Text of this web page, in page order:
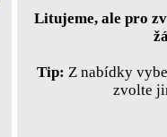
Litujeme, ale pro
Tip: Z nabídky
zvolte